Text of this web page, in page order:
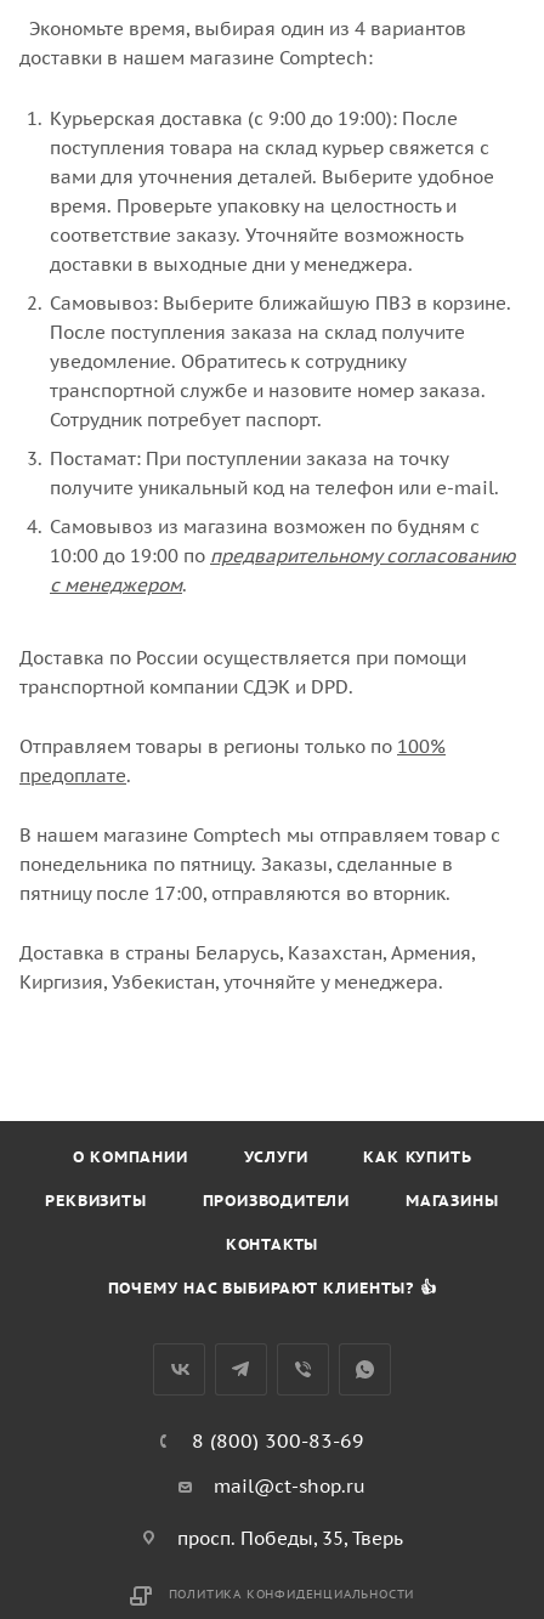
Экономьте время, выбирая один из 4 вариантов
доставки в нашем магазине Comptech:
Курьерская доставка (с 9:00 до 19:00): После
поступления товара на склад курьер свяжется с
вами для уточнения деталей. Выберите удобное
время. Проверьте упаковку на целостность и
соответствие заказу. Уточняйте возможность
доставки в выходные дни у менеджера.
Самовывоз: Выберите ближайшую ПВЗ в корзине.
После поступления заказа на склад получите
уведомление. Обратитесь к сотруднику
транспортной службе и назовите номер заказа.
Сотрудник потребует паспорт.
Постамат: При поступлении заказа на точку
получите уникальный код на телефон или e-mail.
Самовывоз из магазина возможен по будням с
10:00 до 19:00 по предварительному согласованию
с менеджером.
Доставка по России осуществляется при помощи
транспортной компании СДЭК и DPD.
Отправляем товары в регионы только по 100%
предоплате.
В нашем магазине Comptech мы отправляем товар с
понедельника по пятницу. Заказы, сделанные в
пятницу после 17:00, отправляются во вторник.
Доставка в страны Беларусь, Казахстан, Армения,
Киргизия, Узбекистан, уточняйте у менеджера.
О КОМПАНИИ УСЛУГИ КАК КУПИТЬ
РЕКВИЗИТЫ ПРОИЗВОДИТЕЛИ МАГАЗИНЫ
КОНТАКТЫ
ПОЧЕМУ НАС ВЫБИРАЮТ КЛИЕНТЫ? 👍
8 (800) 300-83-69
mail@ct-shop.ru
просп. Победы, 35, Тверь
ПОЛИТИКА КОНФИДЕНЦИАЛЬНОСТИ